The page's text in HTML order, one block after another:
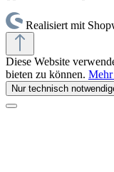
Realisiert mit
Diese Website
bieten zu können.
Nur technisch